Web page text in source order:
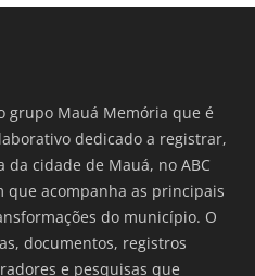
grupo Mauá Memória que é
dedicado a registrar,
cidade de Mauá, no ABC
que acompanha as principais
do município. O
documentos, registros
e pesquisas que